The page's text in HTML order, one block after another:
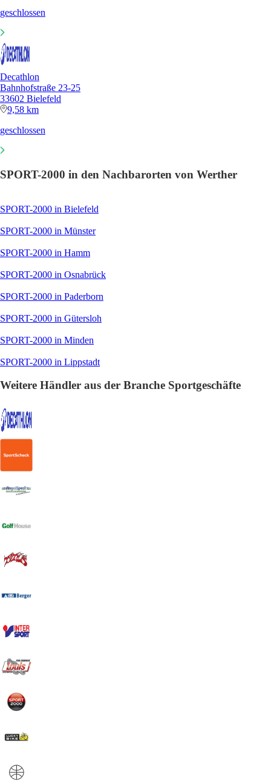
geschlossen
Decathlon
Bahnhofstraße 23-25
33602 Bielefeld
9,58 km
geschlossen
SPORT-2000 in den Nachbarorten von Werther
SPORT-2000 in Bielefeld
SPORT-2000 in Münster
SPORT-2000 in Hamm
SPORT-2000 in Osnabrück
SPORT-2000 in Paderborn
SPORT-2000 in Gütersloh
SPORT-2000 in Minden
SPORT-2000 in Lippstadt
Weitere Händler aus der Branche Sportgeschäfte